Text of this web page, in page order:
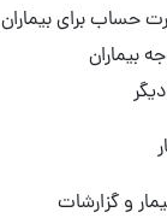
حساب برای بیماران
بیماران
و گزارشات